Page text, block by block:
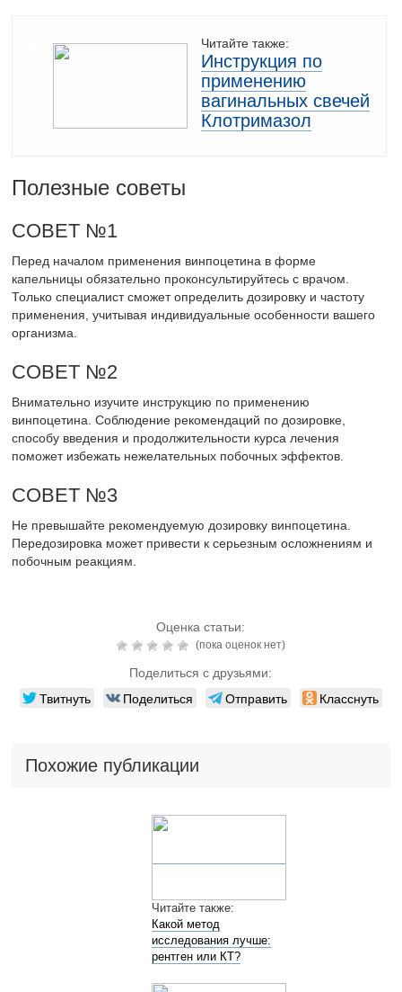
Читайте также:
Инструкция по
применению
вагинальных свечей
Клотримазол
Полезные советы
СОВЕТ №1
Перед началом применения винпоцетина в форме
капельницы обязательно проконсультируйтесь с врачом.
Только специалист сможет определить дозировку и частоту
применения, учитывая индивидуальные особенности вашего
организма.
СОВЕТ №2
Внимательно изучите инструкцию по применению
винпоцетина. Соблюдение рекомендаций по дозировке,
способу введения и продолжительности курса лечения
поможет избежать нежелательных побочных эффектов.
СОВЕТ №3
Не превышайте рекомендуемую дозировку винпоцетина.
Передозировка может привести к серьезным осложнениям и
побочным реакциям.
Оценка статьи:
(пока оценок нет)
Поделиться с друзьями:
Твитнуть Поделиться Отправить Класснуть
Похожие публикации
Читайте также:
Какой метод
исследования лучше:
рентген или КТ?